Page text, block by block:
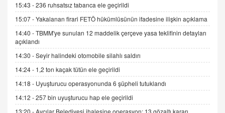
İNCİ GÜL AKÖL
Trump Keşke Adana'yı da Ziyaret Etse...
06.07.2026 13:00
ADEM AKÖL
Esed Destekçilerinin Yüzüne Vurulan Şamar:
Sednaya
11.12.2024 12:30
15:43 -236 ruhsatsız tabanca ele geçirildi
15:07 -Yakalanan firari FETÖ hükümlüsünün ifadesine ilişkin açıklama
14:40 -TBMM'ye sunulan 12 maddelik çerçeve yasa teklifinin detayları
açıklandı
14:30 -Seyir halindeki otomobile silahlı saldırı
14:24 - 1,2 ton kaçak tütün ele geçirildi
14:18 - Uyuşturucu operasyonunda 6 şüpheli tutuklandı
14:12 -257 bin uyuşturucu hap ele geçirildi